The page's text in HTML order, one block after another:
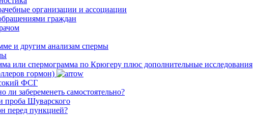
организации и ассоциации
граждан
и другим анализам спермы
или спермограмма по Крюгеру плюс дополнительные исследования
гормон)
ФСГ
забеременеть самостоятельно?
проба Шуварского
перед пункцией?